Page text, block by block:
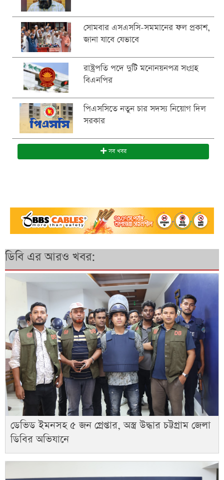
সোমবার এসএসসি-সমমানের ফল প্রকাশ,
জানা যাবে যেভাবে
রাষ্ট্রপতি পদে দুটি মনোনয়নপত্র সংগ্রহ
বিএনপির
পিএসসিতে নতুন চার সদস্য নিয়োগ দিল
সরকার
সব খবর
ডিবি এর আরও খবর:
ডেভিড ইমনসহ ৫ জন গ্রেপ্তার, অস্ত্র উদ্ধার চট্টগ্রাম জেলা
ডিবির অভিযানে